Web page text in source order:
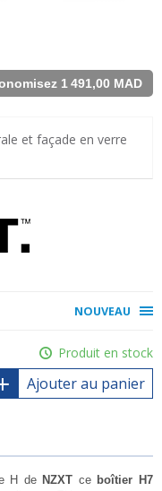
1 491,00 MAD
et façade en verre
NOUVEAU
Produit en stock
Ajouter au panier
H deNZXT ce boîtier H7